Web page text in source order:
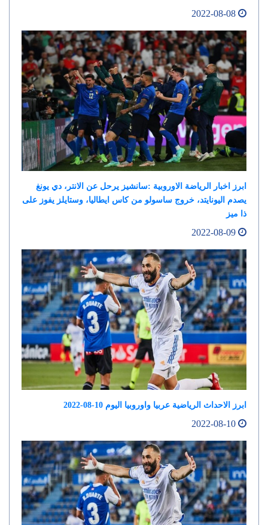
ابرز اخبار الرياضة الاوروبية :سانشيز يرحل عن الانتر، دي يونغ
يصدم اليونايتد، خروج ساسولو من كاس ايطاليا، وستايلز يفوز على
ذا ميز
ابرز الاحداث الرياضية عربيا واوروبيا اليوم 10-08-2022